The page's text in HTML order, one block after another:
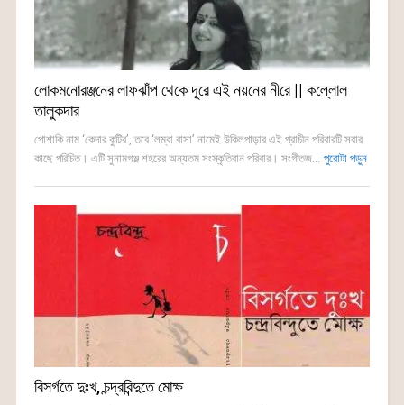
লোকমনোরঞ্জনের লাফঝাঁপ থেকে দূরে এই নয়নের নীরে || কল্লোল
তালুকদার
পোশাকি নাম ‘কেদার কুটির’, তবে ‘লম্বা বাসা’ নামেই উকিলপাড়ার এই প্রাচীন পরিবারটি সবার
কাছে পরিচিত। এটি সুনামগঞ্জ শহরের অন্যতম সংস্কৃতিবান পরিবার। সংগীতজ... পুরোটা পড়ুন
বিসর্গতে দুঃখ, চন্দ্রবিন্দুতে মোক্ষ